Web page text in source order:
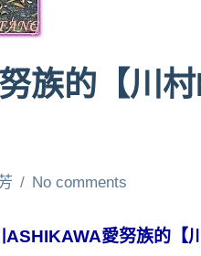
族的【川
No comments
愛努族的【